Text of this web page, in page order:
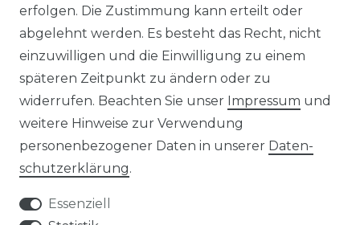
NEXA 2000
10 kW PV-Anlage mit Speicher
8 kWp Solaranlagen
15 kWp Solaranlagen
20 kWp Solaranlagen
25 kWp Solaranlagen
30 kWp Solaranlagen
Klimaanlagen
Klimaanlagen
Split Sets
Klimaanlagen
ÜBER UNS
erfolgen. Die Zustimmung kann erteilt oder
abgelehnt werden. Es besteht das Recht, nicht
einzuwilligen und die Einwilligung zu einem
späteren Zeitpunkt zu ändern oder zu
widerrufen. Beachten Sie unser Impressum und
weitere Hinweise zur Verwendung
personenbezogener Daten in unserer Daten­
schutz­erklärung.
Essenziell